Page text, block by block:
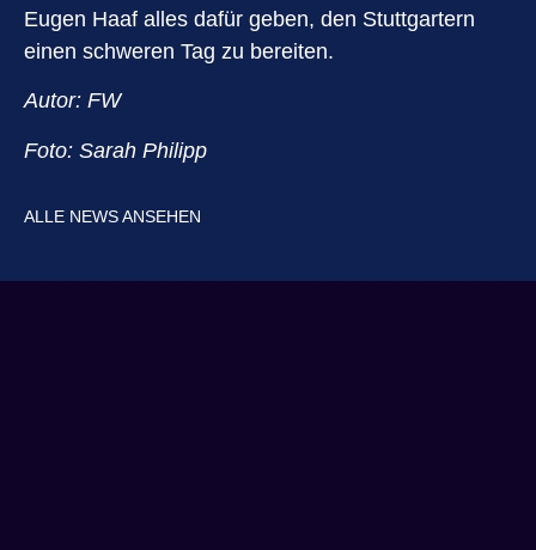
Eugen Haaf alles dafür geben, den Stuttgartern
einen schweren Tag zu bereiten.
Autor: FW
Foto: Sarah Philipp
ALLE NEWS ANSEHEN